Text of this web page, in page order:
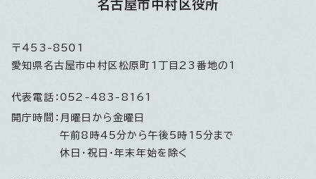
名古屋市中村区役所
〒453-8501
愛知県名古屋市中村区松原町1丁目23番地の1
代表電話： 052-483-8161
開庁時間： 月曜日から金曜日
午前8時45分から午後5時15分まで
休日・祝日・年末年始を除く